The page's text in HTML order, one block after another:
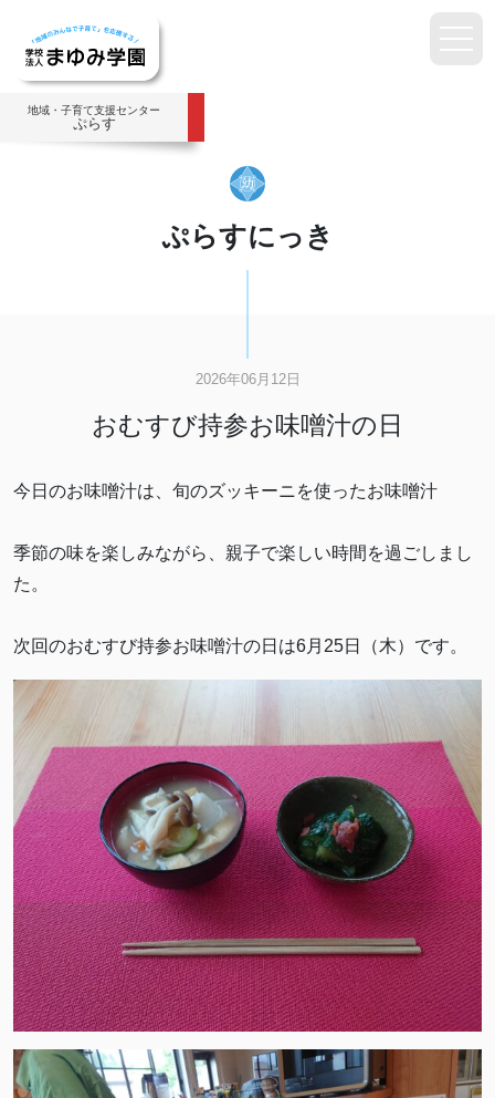
地域・子育て支援センター
ぷらす
ぷらすにっき
2026年06月12日
おむすび持参お味噌汁の日
今日のお味噌汁は、旬のズッキーニを使ったお味噌汁
季節の味を楽しみながら、親子で楽しい時間を過ごしまし
た。
次回のおむすび持参お味噌汁の日は6月25日（木）です。